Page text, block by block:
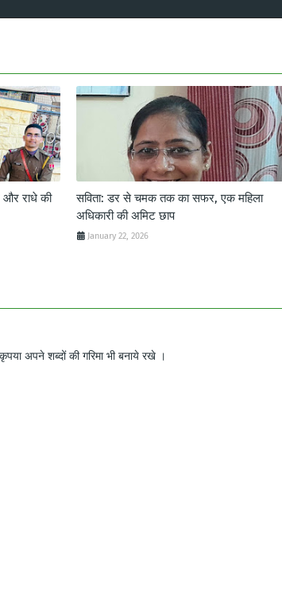
राधे की
सविता: डर से चमक तक का सफर, एक महिला
अधिकारी की अमिट छाप
January 22, 2026
अपने शब्दों की गरिमा भी बनाये रखे ।